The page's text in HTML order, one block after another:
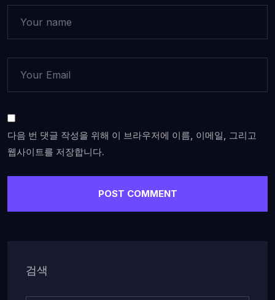
다음 번 댓글 작성을 위해 이 브라우저에 이름, 이메일, 그리고
웹사이트를 저장합니다.
검색